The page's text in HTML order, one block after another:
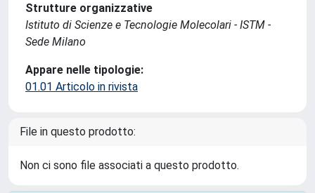
Strutture organizzative
Istituto di Scienze e Tecnologie Molecolari - ISTM -
Sede Milano
Appare nelle tipologie:
01.01 Articolo in rivista
File in questo prodotto:
Non ci sono file associati a questo prodotto.